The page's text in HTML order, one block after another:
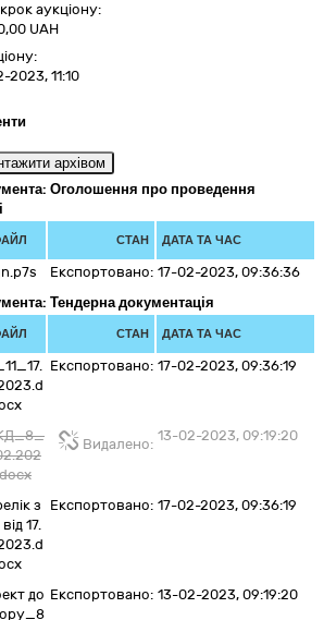
аукціону:
UAH
2023, 11:10
архівом
Оголошення про проведення
СТАН ДАТА ТА ЧАС
Експортовано: 17-02-2023, 09:36:36
Тендерна документація
СТАН ДАТА ТА ЧАС
Експортовано: 17-02-2023, 09:36:19
Видалено:
13-02-2023, 09:19:20
з
17.
Експортовано: 17-02-2023, 09:36:19
до Експортовано: 13-02-2023, 09:19:20